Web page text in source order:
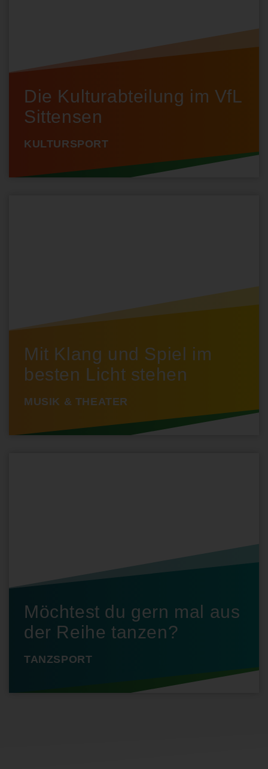
Die Kulturabteilung im VfL
Sittensen
KULTURSPORT
Mit Klang und Spiel im
besten Licht stehen
MUSIK & THEATER
Möchtest du gern mal aus
der Reihe tanzen?
TANZSPORT